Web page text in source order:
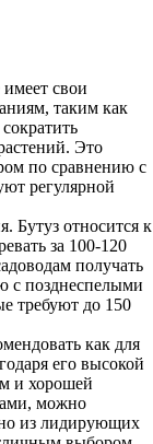
свои
таким как
Это
по сравнению с
регулярной
Бутуз относится к
за 100-120
получать
с позднеспелыми
требуют до 150
как для
его высокой
и хорошей
можно
из лидирующих